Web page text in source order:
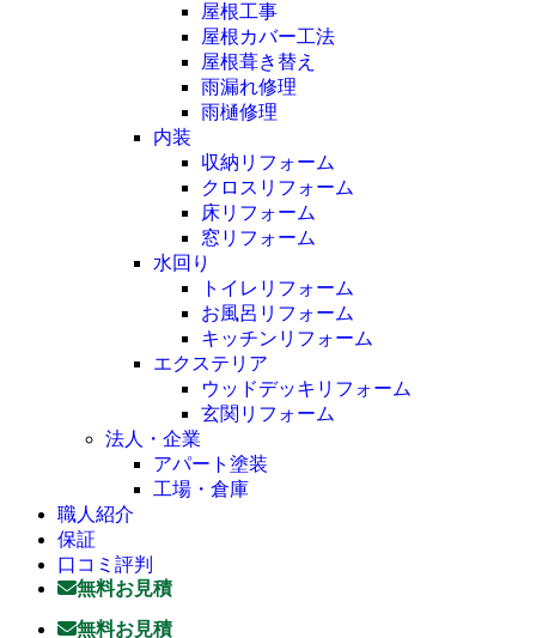
屋根工事
屋根カバー工法
屋根葺き替え
雨漏れ修理
雨樋修理
内装
収納リフォーム
クロスリフォーム
床リフォーム
窓リフォーム
水回り
トイレリフォーム
お風呂リフォーム
キッチンリフォーム
エクステリア
ウッドデッキリフォーム
玄関リフォーム
法人・企業
アパート塗装
工場・倉庫
職人紹介
保証
口コミ評判
無料お見積
無料お見積